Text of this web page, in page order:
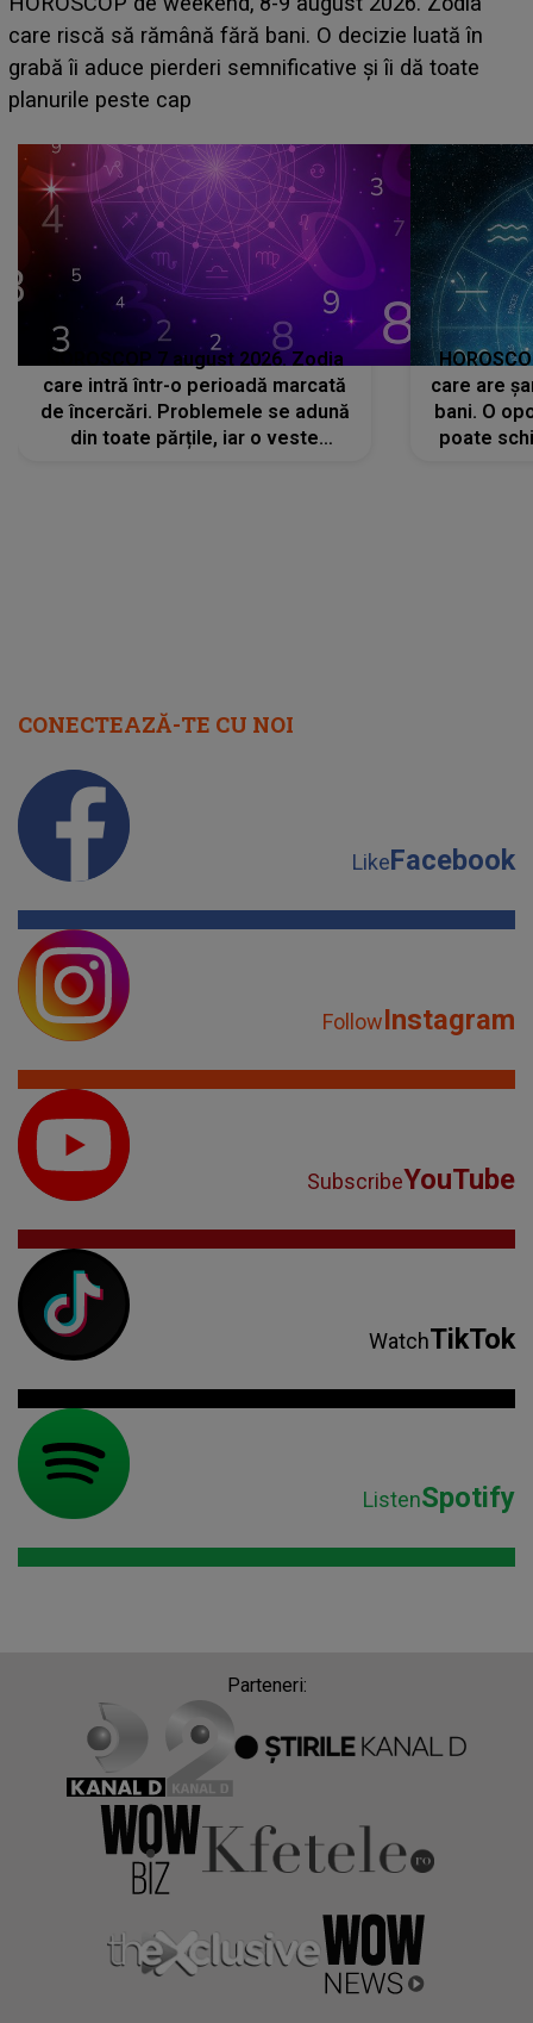
acum! În fața Alexandrei, concurentul din Casa Iubirii
face o MĂRTURISIRE NEAȘTEPTATĂ despre mama
sa: "I-am spus și ei în față, eu nu te iubesc pentru
HOROSCOP 7 august 2026. Zodia
care intră într-o perioadă marcată
de încercări. Problemele se adună
din toate părțile, iar o veste
care are
bani. O
poate
CONECTEAZĂ-TE CU NOI
LikeFacebook
FollowInstagram
SubscribeYouTube
WatchTikTok
ListenSpotify
Parteneri: